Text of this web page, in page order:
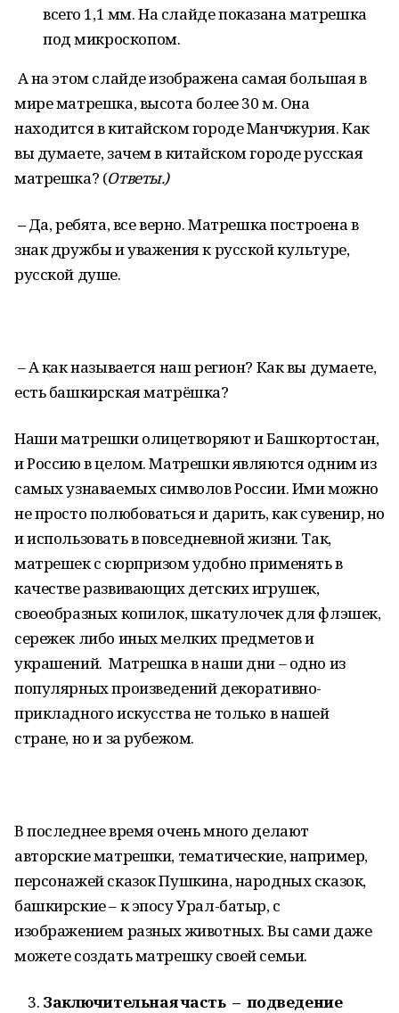
всего 1,1 мм. На слайде показана матрешка
под микроскопом.
А на этом слайде изображена самая большая в
мире матрешка, высота более 30 м. Она
находится в китайском городе Манчжурия. Как
вы думаете, зачем в китайском городе русская
матрешка? (Ответы.)
–Да, ребята, все верно. Матрешка построена в
знак дружбы и уважения к русской культуре,
русской душе.
– А как называется наш регион? Как вы думаете,
есть башкирская матрёшка?
Наши матрешки олицетворяют и Башкортостан,
и Россию в целом. Матрешки являются одним из
самых узнаваемых символов России. Ими можно
не просто полюбоваться и дарить, как сувенир, но
и использовать в повседневной жизни. Так,
матрешек с сюрпризом удобно применять в
качестве развивающих детских игрушек,
своеобразных копилок, шкатулочек для флэшек,
сережек либо иных мелких предметов и
украшений. Матрешка в наши дни – одно из
популярных произведений декоративно-
прикладного искусства не только в нашей
стране, но и за рубежом.
В последнее время очень много делают
авторские матрешки, тематические, например,
персонажей сказок Пушкина, народных сказок,
башкирские – к эпосу Урал-батыр, с
изображением разных животных. Вы сами даже
можете создать матрешку своей семьи.
Заключительная часть – подведение